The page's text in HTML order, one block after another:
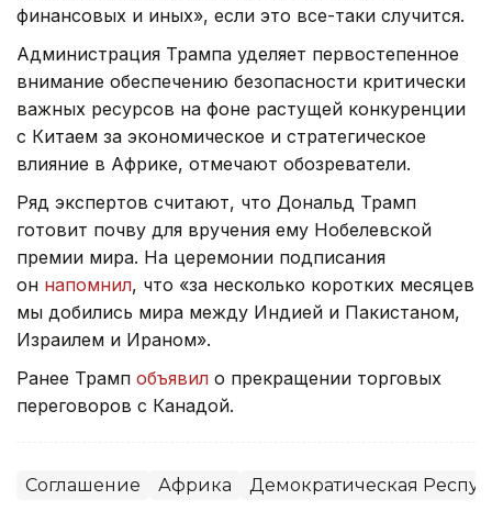
финансовых и иных», если это все-таки случится.
Администрация Трампа уделяет первостепенное
внимание обеспечению безопасности критически
важных ресурсов на фоне растущей конкуренции
с Китаем за экономическое и стратегическое
влияние в Африке, отмечают обозреватели.
Ряд экспертов считают, что Дональд Трамп
готовит почву для вручения ему Нобелевской
премии мира. На церемонии подписания
он напомнил, что «за несколько коротких месяцев
мы добились мира между Индией и Пакистаном,
Израилем и Ираном».
Ранее Трамп объявил о прекращении торговых
переговоров с Канадой.
Соглашение Африка Демократическая